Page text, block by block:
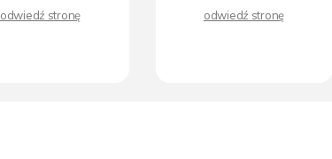
odwiedź stronę odwiedź stronę